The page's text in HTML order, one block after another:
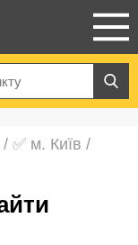
/ ✅ м. Київ /